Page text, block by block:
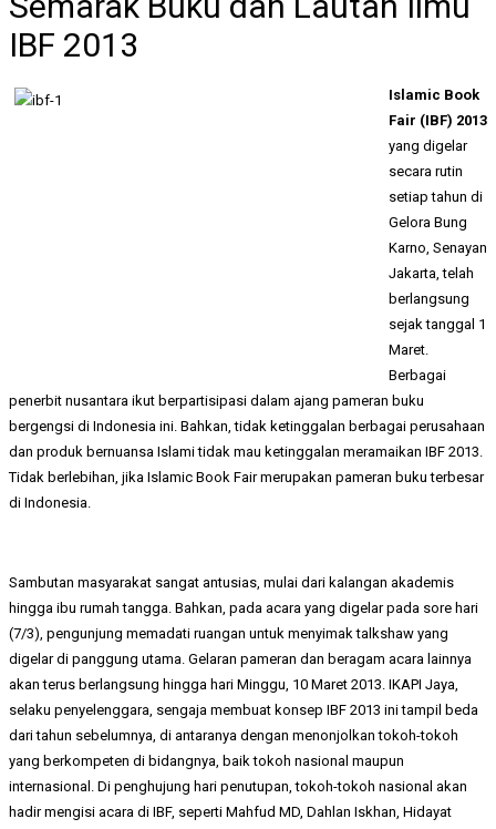
IBF 2013
Islamic Book
Fair (IBF) 2013
yang digelar
secara rutin
setiap tahun di
Gelora Bung
Karno, Senayan
Jakarta, telah
berlangsung
sejak tanggal 1
Maret.
Berbagai
penerbit nusantara ikut berpartisipasi dalam ajang pameran buku
bergengsi di Indonesia ini. Bahkan, tidak ketinggalan berbagai perusahaan
dan produk bernuansa Islami tidak mau ketinggalan meramaikan IBF 2013.
Tidak berlebihan, jika Islamic Book Fair merupakan pameran buku terbesar
di Indonesia.
Sambutan masyarakat sangat antusias, mulai dari kalangan akademis
hingga ibu rumah tangga. Bahkan, pada acara yang digelar pada sore hari
(7/3), pengunjung memadati ruangan untuk menyimak talkshaw yang
digelar di panggung utama. Gelaran pameran dan beragam acara lainnya
akan terus berlangsung hingga hari Minggu, 10 Maret 2013. IKAPI Jaya,
selaku penyelenggara, sengaja membuat konsep IBF 2013 ini tampil beda
dari tahun sebelumnya, di antaranya dengan menonjolkan tokoh-tokoh
yang berkompeten di bidangnya, baik tokoh nasional maupun
internasional. Di penghujung hari penutupan, tokoh-tokoh nasional akan
hadir mengisi acara di IBF, seperti Mahfud MD, Dahlan Iskhan, Hidayat